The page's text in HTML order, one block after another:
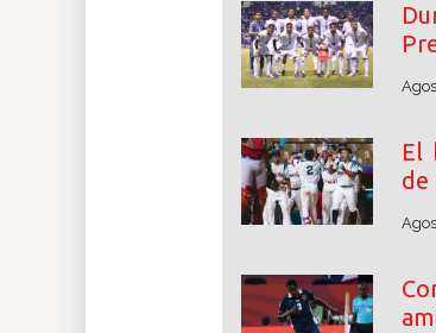
El
de